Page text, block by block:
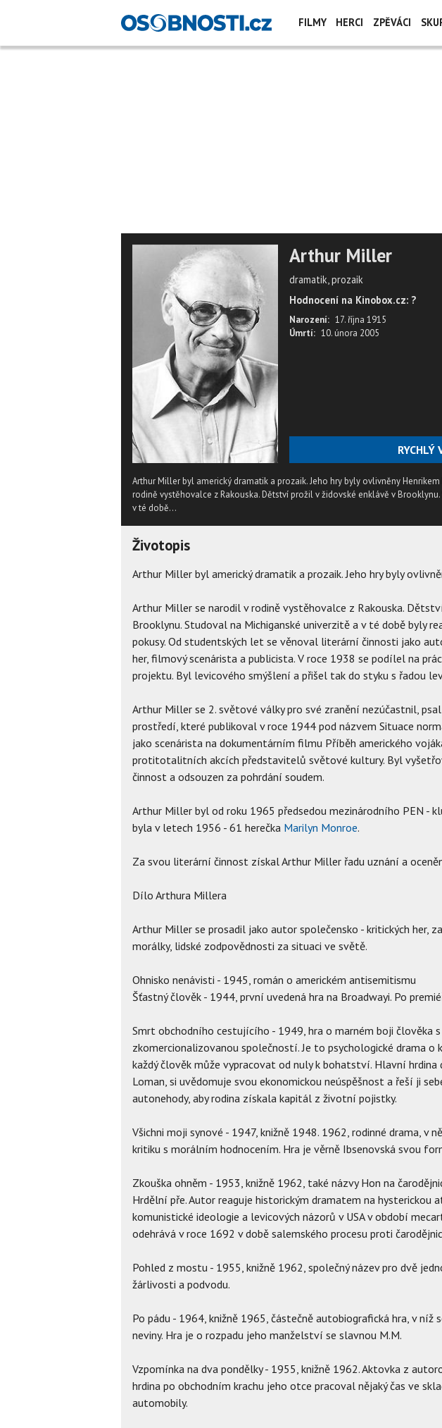
FILMY HERCI ZPĚVÁCI
Arthur Miller
dramatik, prozaik
Hodnocení na Kinobox.cz: ?
Narození: 17. října 1915
Úmrtí: 10. února 2005
RYCHLÝ
Arthur Miller byl americký dramatik a prozaik. Jeho hry byly ovlivněny
rodině vystěhovalce z Rakouska. Dětství prožil v židovské enklávě v
v té době...
Životopis
Arthur Miller byl americký dramatik a prozaik. Jeho hry byly
Arthur Miller se narodil v rodině vystěhovalce z Rakouska.
Brooklynu. Studoval na Michiganské univerzitě a v té době byly
pokusy. Od studentských let se věnoval literární činnosti jako
her, filmový scenárista a publicista. V roce 1938 se podílel na
projektu. Byl levicového smýšlení a přišel tak do styku s řadou
Arthur Miller se 2. světové války pro své zranění nezúčastnil,
prostředí, které publikoval v roce 1944 pod názvem Situace
jako scenárista na dokumentárním filmu Příběh amerického
protitotalitních akcích představitelů světové kultury. Byl
činnost a odsouzen za pohrdání soudem.
Arthur Miller byl od roku 1965 předsedou mezinárodního PEN -
byla v letech 1956 - 61 herečka Marilyn Monroe.
Za svou literární činnost získal Arthur Miller řadu uznání a
Dílo Arthura Millera
Arthur Miller se prosadil jako autor společensko - kritických her,
morálky, lidské zodpovědnosti za situaci ve světě.
Ohnisko nenávisti - 1945, román o americkém antisemitismu
Šťastný člověk - 1944, první uvedená hra na Broadwayi. Po
Smrt obchodního cestujícího - 1949, hra o marném boji člověka s
zkomercionalizovanou společností. Je to psychologické drama o
každý člověk může vypracovat od nuly k bohatství. Hlavní
Loman, si uvědomuje svou ekonomickou neúspěšnost a řeší ji
autonehody, aby rodina získala kapitál z životní pojistky.
Všichni moji synové - 1947, knižně 1948. 1962, rodinné drama, v
kritiku s morálním hodnocením. Hra je věrně Ibsenovská svou
Zkouška ohněm - 1953, knižně 1962, také názvy Hon na
Hrdělní pře. Autor reaguje historickým dramatem na hysterickou
komunistické ideologie a levicových názorů v USA v období
odehrává v roce 1692 v době salemského procesu proti
Pohled z mostu - 1955, knižně 1962, společný název pro dvě
žárlivosti a podvodu.
Po pádu - 1964, knižně 1965, částečně autobiografická hra, v níž
neviny. Hra je o rozpadu jeho manželství se slavnou M.M.
Vzpomínka na dva pondělky - 1955, knižně 1962. Aktovka z
hrdina po obchodním krachu jeho otce pracoval nějaký čas ve
automobily.